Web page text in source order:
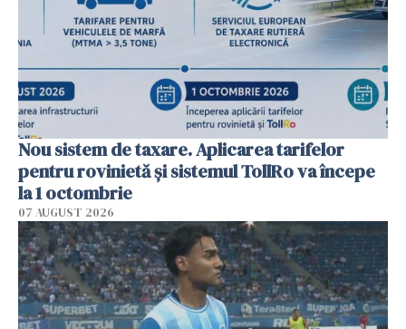
Nou sistem de taxare. Aplicarea tarifelor
pentru rovinietă şi sistemul TollRo va începe
la 1 octombrie
07 AUGUST 2026